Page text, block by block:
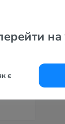
на
є